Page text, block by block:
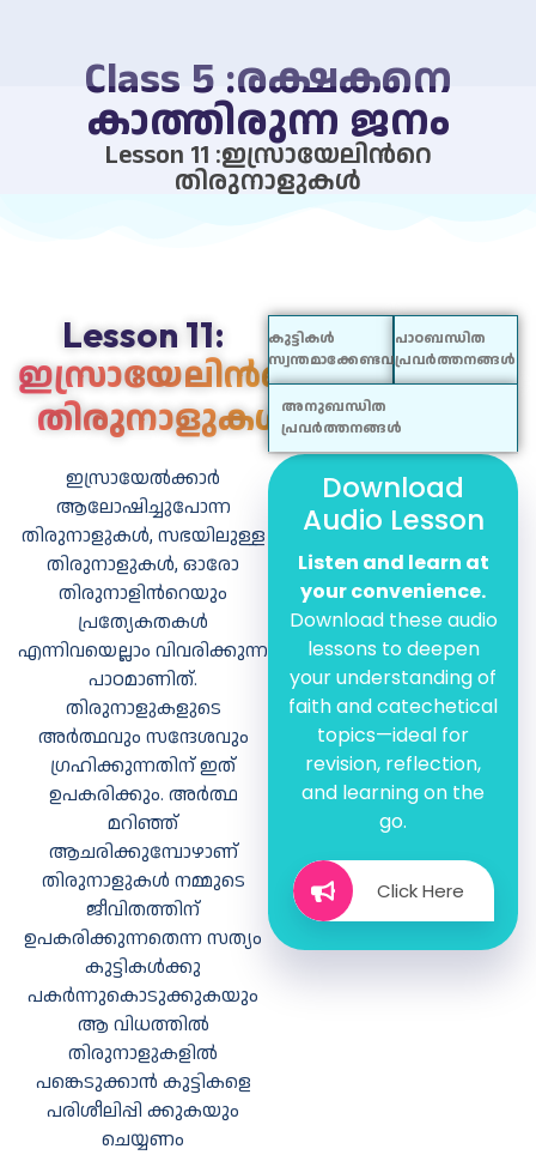
Class 5 :രക്ഷകനെ
കാത്തിരുന്ന ജനം
Lesson 11 :ഇസ്രായേലിന്‍റെ
തിരുനാളുകള്‍
Lesson 11:
ഇസ്രായേലിന്‍റെ
തിരുനാളുകള്‍
ഇസ്രായേല്‍ക്കാര്‍
ആലോഷിച്ചുപോന്ന
തിരുനാളുകള്‍, സഭയിലുള്ള
തിരുനാളുകള്‍, ഓരോ
തിരുനാളിന്‍റെയും
പ്രത്യേകതകള്‍
എന്നിവയെല്ലാം വിവരിക്കുന്ന
പാഠമാണിത്.
തിരുനാളുകളുടെ
അര്‍ത്ഥവും സന്ദേശവും
ഗ്രഹിക്കുന്നതിന് ഇത്
ഉപകരിക്കും. അര്‍ത്ഥ
മറിഞ്ഞ്
ആചരിക്കുമ്പോഴാണ്
തിരുനാളുകള്‍ നമ്മുടെ
ജീവിതത്തിന്
ഉപകരിക്കുന്നതെന്ന സത്യം
കുട്ടികള്‍ക്കു
പകര്‍ന്നുകൊടുക്കുകയും
ആ വിധത്തില്‍
തിരുനാളുകളില്‍
പങ്കെടുക്കാന്‍ കുട്ടികളെ
പരിശീലിപ്പി ക്കുകയും
ചെയ്യണം
കുട്ടികൾ
സ്വന്തമാക്കേണ്ടവ
പാഠബന്ധിത
പ്രവർത്തനങ്ങൾ
അനുബന്ധിത
പ്രവർത്തനങ്ങൾ
ബോധ്യങ്ങള്‍
മനോഭാവങ്ങള്‍
നമുക്കു
പ്രവര്‍ത്തിക്കാം
എത്ര പേരറിയാം?
Download
Audio Lesson
Listen and learn at
your convenience.
Download these audio
lessons to deepen
your understanding of
faith and catechetical
topics—ideal for
revision, reflection,
and learning on the
go.
Click Here